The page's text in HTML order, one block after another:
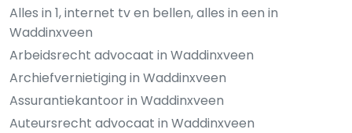
Alles in 1, internet tv en bellen, alles in een in
Waddinxveen
Arbeidsrecht advocaat in Waddinxveen
Archiefvernietiging in Waddinxveen
Assurantiekantoor in Waddinxveen
Auteursrecht advocaat in Waddinxveen